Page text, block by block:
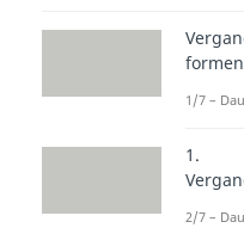
formen
1/7 –
1.
2/7 –